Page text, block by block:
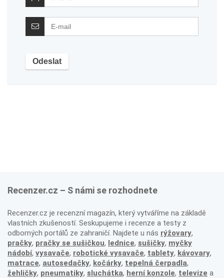
Recenzer.cz – S námi se rozhodnete
Recenzer.cz je recenzní magazín, který vytváříme na základě
vlastních zkušeností. Seskupujeme i recenze a testy z
odborných portálů ze zahraničí. Najdete u nás rýžovary,
pračky, pračky se sušičkou, lednice, sušičky, myčky
nádobí, vysavače, robotické vysavače, tablety, kávovary,
matrace, autosedačky, kočárky, tepelná čerpadla,
žehličky, pneumatiky, sluchátka, herní konzole, televize a